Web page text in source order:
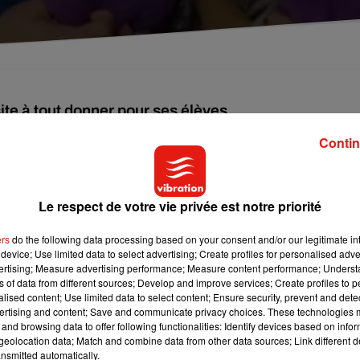
à tout donner pour ses élèves.
La fille est atteinte d'une maladie auto-immune rare et elle
lui faire don de son organe pour lui permettre d'être en
avec la petite fille, la prof n'a pas hésité à donner
et douloureuse:"Je suis vraiment fière d'avoir sauvé sa
J'ai été libéré de l'hôpital 48 heures après l'opération et je
Le respect de votre vie privée est notre priorité
do the following data processing based on your consent and/or our legitimate
Use limited data to select advertising; Create profiles for personalised
Measure advertising performance; Measure content performance;
of data from different sources; Develop and improve services; Create profiles to
content; Use limited data to select content; Ensure security, prevent and
and content; Save and communicate privacy choices. These technologies
browsing data to offer following functionalities: Identify devices based on
data; Match and combine data from other data sources; Link different
automatically.